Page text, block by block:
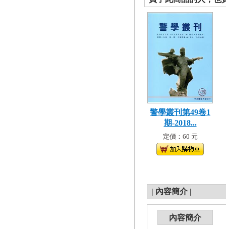
警學叢刊第49卷1
期-2018...
定價：60 元
| 內容簡介 |
內容簡介